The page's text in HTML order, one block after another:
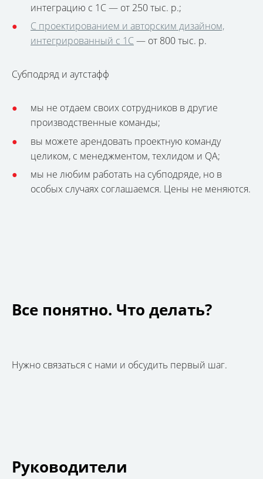
интеграцию с 1С — от 250 тыс. р.;
С проектированием и авторским дизайном,
интегрированный с 1С— от 800 тыс. р.
Субподряд и аутстафф
мы не отдаем своих сотрудников в другие
производственные команды;
вы можете арендовать проектную команду
целиком, с менеджментом, техлидом и QA;
мы не любим работать на субподряде, но в
особых случаях соглашаемся. Цены не меняются.
Все понятно. Что делать?
Нужно связаться с нами и обсудить первый шаг.
Руководители